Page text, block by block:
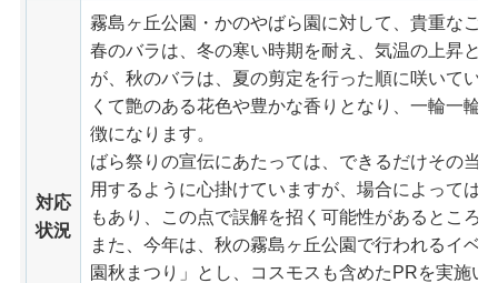
対応
状況
霧島ヶ丘公園・かのやばら園に対して、貴重なご
春のバラは、冬の寒い時期を耐え、気温の上昇と
が、秋のバラは、夏の剪定を行った順に咲いてい
くて艶のある花色や豊かな香りとなり、一輪一輪
徴になります。
ばら祭りの宣伝にあたっては、できるだけその当
用するように心掛けていますが、場合によっては
もあり、この点で誤解を招く可能性があるところ
また、今年は、秋の霧島ヶ丘公園で行われるイベ
園秋まつり」とし、コスモスも含めたPRを実施い